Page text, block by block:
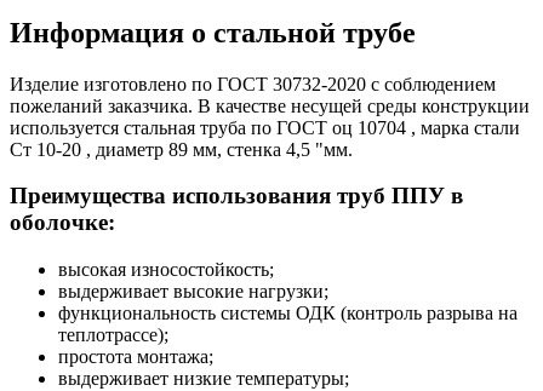
Информация о стальной трубе
Изделие изготовлено по ГОСТ 30732-2020 с соблюдением
пожеланий заказчика. В качестве несущей среды конструкции
используется стальная труба по ГОСТ оц 10704 , марка стали
Ст 10-20 , диаметр 89 мм, стенка 4,5 "мм.
Преимущества использования труб ППУ в
оболочке:
высокая износостойкость;
выдерживает высокие нагрузки;
функциональность системы ОДК (контроль разрыва на
теплотрассе);
простота монтажа;
выдерживает низкие температуры;